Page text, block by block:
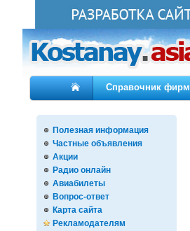
Справочник фирм
Полезная информация
Частные объявления
Акции
Радио онлайн
Авиабилеты
Вопрос-ответ
Карта сайта
Рекламодателям